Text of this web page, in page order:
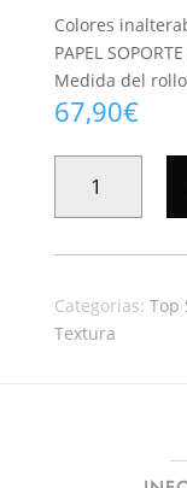
Colores
PAPEL
Medida del
67,90€
PINTADO
TOP
STRIPES
CANTIDAD
Categorias: Top
Textura